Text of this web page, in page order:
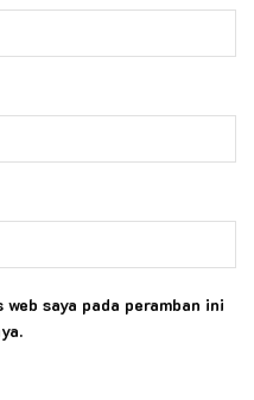
saya pada peramban ini